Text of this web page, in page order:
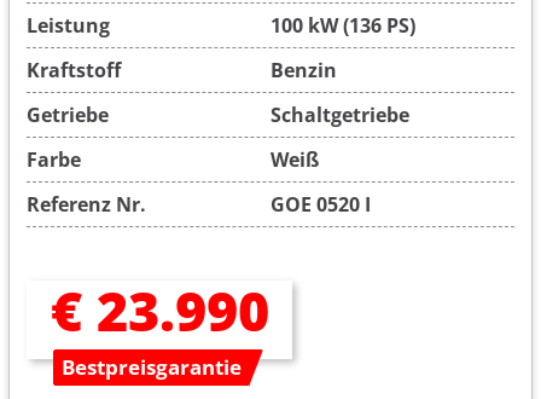
Leistung
100 kW (136 PS)
Kraftstoff
Benzin
Getriebe
Schaltgetriebe
Farbe
Weiß
Referenz Nr.
GOE 0520 I
€ 23.990
Bestpreisgarantie